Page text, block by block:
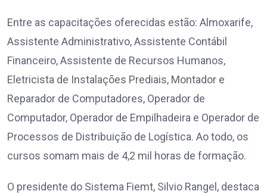
Entre as capacitações oferecidas estão: Almoxarife,
Assistente Administrativo, Assistente Contábil
Financeiro, Assistente de Recursos Humanos,
Eletricista de Instalações Prediais, Montador e
Reparador de Computadores, Operador de
Computador, Operador de Empilhadeira e Operador de
Processos de Distribuição de Logística. Ao todo, os
cursos somam mais de 4,2 mil horas de formação.
O presidente do Sistema Fiemt, Silvio Rangel, destaca